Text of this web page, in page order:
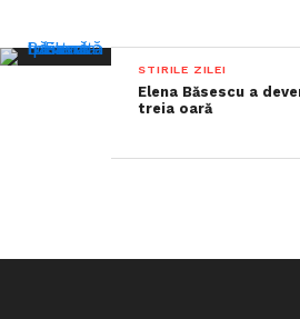
STIRILE ZILEI
Elena Băsescu a
treia oară